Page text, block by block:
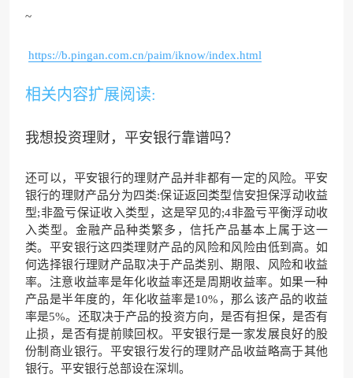
~
https://b.pingan.com.cn/paim/iknow/index.html
相关内容扩展阅读:
我想投资理财，平安银行靠谱吗？
还可以，平安银行的理财产品并非都有一定的风险。平安
银行的理财产品分为四类:保证返回类型信安担保浮动收益
型;非盈亏保证收入类型，这是罕见的;4非盈亏平衡浮动收
入类型。金融产品种类繁多，信托产品基本上属于这一
类。平安银行这四类理财产品的风险和风险由低到高。如
何选择银行理财产品取决于产品类别、期限、风险和收益
率。注意收益率是年化收益率还是周期收益率。如果一种
产品是半年度的，年化收益率是10%，那么该产品的收益
率是5%。还取决于产品的投资方向，是否有担保，是否有
止损，是否有提前赎回权。平安银行是一家发展良好的股
份制商业银行。平安银行发行的理财产品收益略高于其他
银行。平安银行总部设在深圳。